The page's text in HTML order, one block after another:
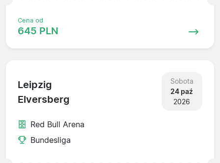
Cena od
645 PLN
Leipzig
Elversberg
Sobota
24 paź
2026
Red Bull Arena
Bundesliga